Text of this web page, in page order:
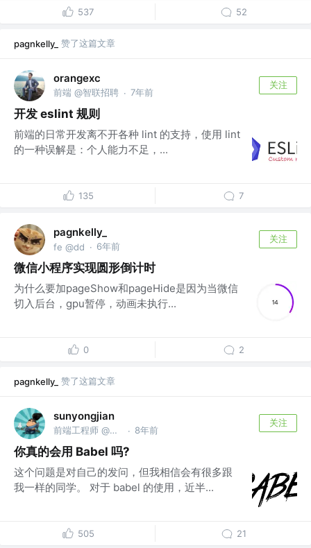
537 52
pagnkelly_ 赞了这篇文章
orangexc
前端 @智联招聘 · 7年前
关注
开发 eslint 规则
前端的日常开发离不开各种 lint 的支持，使用 lint
的一种误解是：个人能力不足，...
135 7
pagnkelly_
fe @dd · 6年前
关注
微信小程序实现圆形倒计时
为什么要加pageShow和pageHide是因为当微信
切入后台，gpu暂停，动画未执行...
0 2
pagnkelly_ 赞了这篇文章
sunyongjian
前端工程师 @滴滴出行 · 8年前
关注
你真的会用 Babel 吗?
这个问题是对自己的发问，但我相信会有很多跟
我一样的同学。 对于 babel 的使用，近半...
505 21